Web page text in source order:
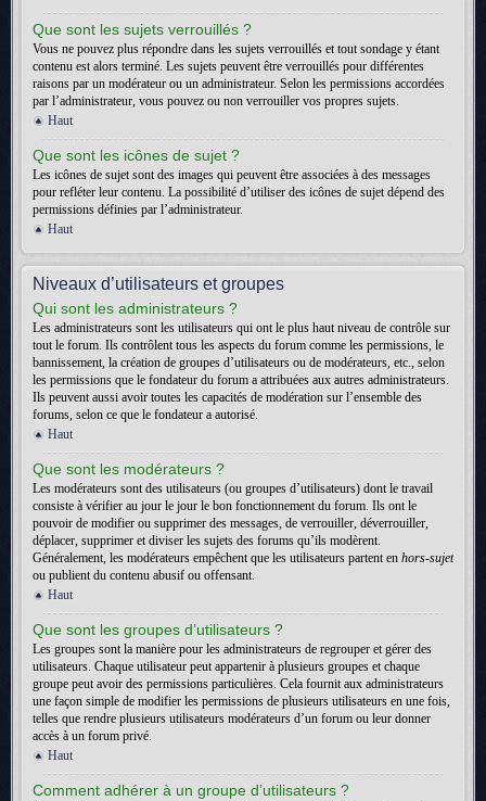
Que sont les sujets verrouillés ?
Vous ne pouvez plus répondre dans les sujets verrouillés et tout sondage y étant
contenu est alors terminé. Les sujets peuvent être verrouillés pour différentes
raisons par un modérateur ou un administrateur. Selon les permissions accordées
par l’administrateur, vous pouvez ou non verrouiller vos propres sujets.
Haut
Que sont les icônes de sujet ?
Les icônes de sujet sont des images qui peuvent être associées à des messages
pour refléter leur contenu. La possibilité d’utiliser des icônes de sujet dépend des
permissions définies par l’administrateur.
Haut
Niveaux d’utilisateurs et groupes
Qui sont les administrateurs ?
Les administrateurs sont les utilisateurs qui ont le plus haut niveau de contrôle sur
tout le forum. Ils contrôlent tous les aspects du forum comme les permissions, le
bannissement, la création de groupes d’utilisateurs ou de modérateurs, etc., selon
les permissions que le fondateur du forum a attribuées aux autres administrateurs.
Ils peuvent aussi avoir toutes les capacités de modération sur l’ensemble des
forums, selon ce que le fondateur a autorisé.
Haut
Que sont les modérateurs ?
Les modérateurs sont des utilisateurs (ou groupes d’utilisateurs) dont le travail
consiste à vérifier au jour le jour le bon fonctionnement du forum. Ils ont le
pouvoir de modifier ou supprimer des messages, de verrouiller, déverrouiller,
déplacer, supprimer et diviser les sujets des forums qu’ils modèrent.
Généralement, les modérateurs empêchent que les utilisateurs partent en hors-sujet
ou publient du contenu abusif ou offensant.
Haut
Que sont les groupes d’utilisateurs ?
Les groupes sont la manière pour les administrateurs de regrouper et gérer des
utilisateurs. Chaque utilisateur peut appartenir à plusieurs groupes et chaque
groupe peut avoir des permissions particulières. Cela fournit aux administrateurs
une façon simple de modifier les permissions de plusieurs utilisateurs en une fois,
telles que rendre plusieurs utilisateurs modérateurs d’un forum ou leur donner
accès à un forum privé.
Haut
Comment adhérer à un groupe d’utilisateurs ?